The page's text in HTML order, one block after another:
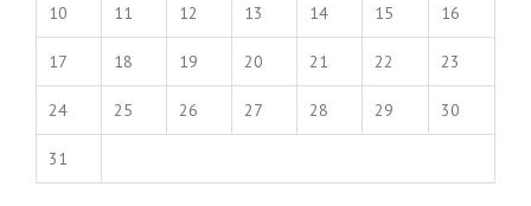
10 11 12 13 14 15 16
17 18 19 20 21 22 23
24 25 26 27 28 29 30
31